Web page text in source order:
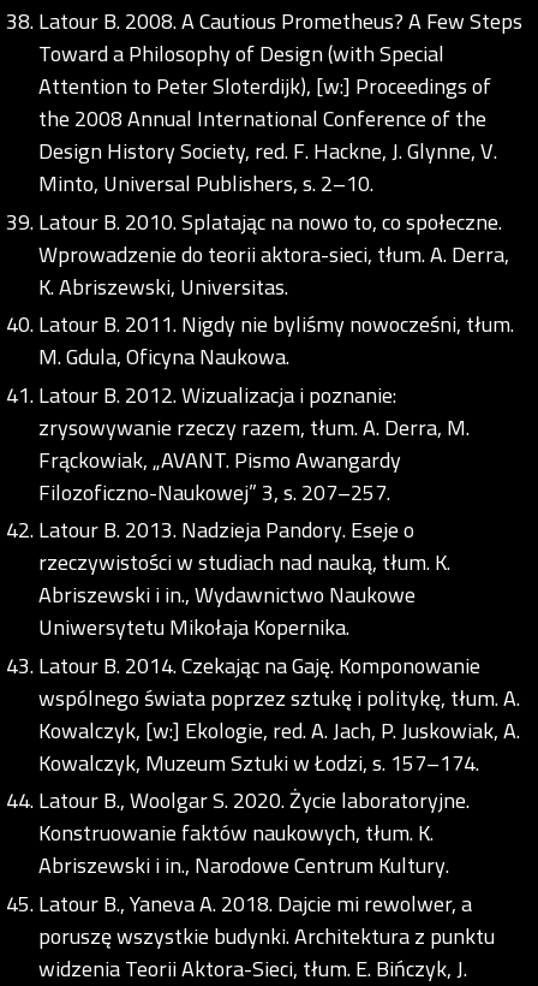
Latour B. 2008. A Cautious Prometheus? A Few Steps
Toward a Philosophy of Design (with Special
Attention to Peter Sloterdijk), [w:] Proceedings of
the 2008 Annual International Conference of the
Design History Society, red. F. Hackne, J. Glynne, V.
Minto, Universal Publishers, s. 2–10.
Latour B. 2010. Splatając na nowo to, co społeczne.
Wprowadzenie do teorii aktora-sieci, tłum. A. Derra,
K. Abriszewski, Universitas.
Latour B. 2011. Nigdy nie byliśmy nowocześni, tłum.
M. Gdula, Oficyna Naukowa.
Latour B. 2012. Wizualizacja i poznanie:
zrysowywanie rzeczy razem, tłum. A. Derra, M.
Frąckowiak, „AVANT. Pismo Awangardy
Filozoficzno-Naukowej” 3, s. 207–257.
Latour B. 2013. Nadzieja Pandory. Eseje o
rzeczywistości w studiach nad nauką, tłum. K.
Abriszewski i in., Wydawnictwo Naukowe
Uniwersytetu Mikołaja Kopernika.
Latour B. 2014. Czekając na Gaję. Komponowanie
wspólnego świata poprzez sztukę i politykę, tłum. A.
Kowalczyk, [w:] Ekologie, red. A. Jach, P. Juskowiak, A.
Kowalczyk, Muzeum Sztuki w Łodzi, s. 157–174.
Latour B., Woolgar S. 2020. Życie laboratoryjne.
Konstruowanie faktów naukowych, tłum. K.
Abriszewski i in., Narodowe Centrum Kultury.
Latour B., Yaneva A. 2018. Dajcie mi rewolwer, a
poruszę wszystkie budynki. Architektura z punktu
widzenia Teorii Aktora-Sieci, tłum. E. Bińczyk, J.